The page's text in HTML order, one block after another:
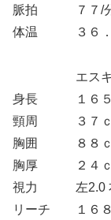
脈拍 ７
体温 ３
エスキ
身長 １６５
頸周 ３７
胸囲 ８８
胸厚 ２４
視力 左2.0
リーチ １６